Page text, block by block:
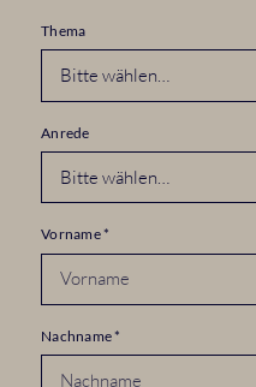
Thema
Anrede
Vorname*
Nachname*